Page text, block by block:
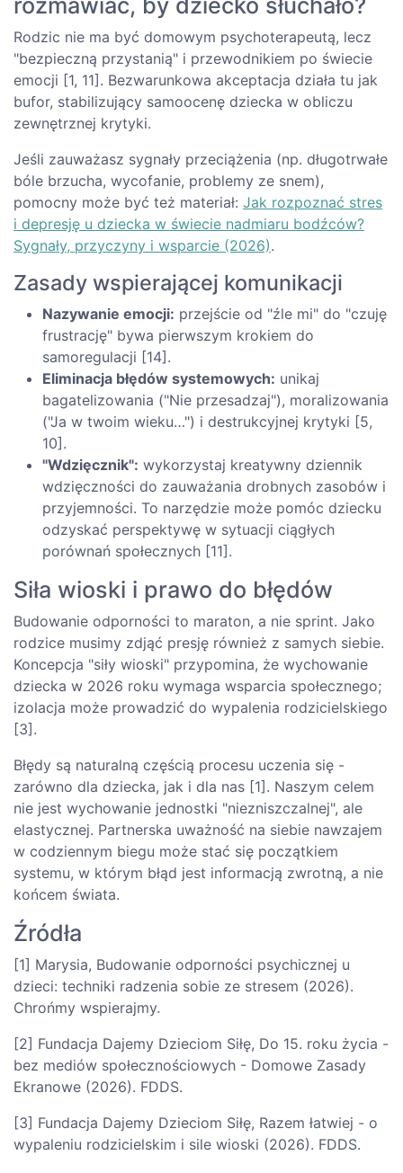
Rodzic nie ma być domowym psychoterapeutą, lecz
"bezpieczną przystanią" i przewodnikiem po świecie
emocji [1, 11]. Bezwarunkowa akceptacja działa tu jak
bufor, stabilizujący samoocenę dziecka w obliczu
zewnętrznej krytyki.
Jeśli zauważasz sygnały przeciążenia (np. długotrwałe
bóle brzucha, wycofanie, problemy ze snem),
pomocny może być też materiał: Jak rozpoznać stres
i depresję u dziecka w świecie nadmiaru bodźców?
Sygnały, przyczyny i wsparcie (2026).
Zasady wspierającej komunikacji
Nazywanie emocji: przejście od "źle mi" do "czuję
frustrację" bywa pierwszym krokiem do
samoregulacji [14].
Eliminacja błędów systemowych: unikaj
bagatelizowania ("Nie przesadzaj"), moralizowania
("Ja w twoim wieku…") i destrukcyjnej krytyki [5,
10].
"Wdzięcznik": wykorzystaj kreatywny dziennik
wdzięczności do zauważania drobnych zasobów i
przyjemności. To narzędzie może pomóc dziecku
odzyskać perspektywę w sytuacji ciągłych
porównań społecznych [11].
Siła wioski i prawo do błędów
Budowanie odporności to maraton, a nie sprint. Jako
rodzice musimy zdjąć presję również z samych siebie.
Koncepcja "siły wioski" przypomina, że wychowanie
dziecka w 2026 roku wymaga wsparcia społecznego;
izolacja może prowadzić do wypalenia rodzicielskiego
[3].
Błędy są naturalną częścią procesu uczenia się -
zarówno dla dziecka, jak i dla nas [1]. Naszym celem
nie jest wychowanie jednostki "niezniszczalnej", ale
elastycznej. Partnerska uważność na siebie nawzajem
w codziennym biegu może stać się początkiem
systemu, w którym błąd jest informacją zwrotną, a nie
końcem świata.
Źródła
[1] Marysia, Budowanie odporności psychicznej u
dzieci: techniki radzenia sobie ze stresem (2026).
Chrońmy wspierajmy.
[2] Fundacja Dajemy Dzieciom Siłę, Do 15. roku życia -
bez mediów społecznościowych - Domowe Zasady
Ekranowe (2026). FDDS.
[3] Fundacja Dajemy Dzieciom Siłę, Razem łatwiej - o
wypaleniu rodzicielskim i sile wioski (2026). FDDS.